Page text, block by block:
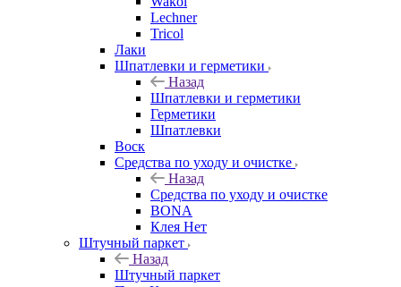
Lechner
Tricol
Лаки
Шпатлевки и герметики
Назад
Шпатлевки и герметики
Герметики
Шпатлевки
Воск
Средства по уходу и очистке
Назад
Средства по уходу и очистке
BONA
Клея Нет
Штучный паркет
Назад
Штучный паркет